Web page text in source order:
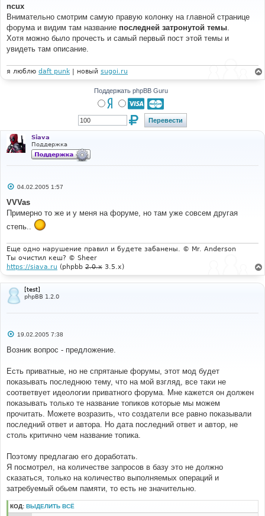
о
б
щ
е
н
и
е
ncux
Внимательно смотрим самую правую колонку на главной странице
форума и видим там название последней затронутой темы.
Хотя можно было прочесть и самый первый пост этой темы и
увидеть там описание.
я люблю daft punk | новый sugoi.ru
Поддержать phpBB Guru
Siava
Поддержка
С
о
б
щ
н
е
04.02.2005 1:57
VVVas
Примерно то же и у меня на форуме, но там уже совсем другая
степь..
Еще одно нарушение правил и будете забанены. © Mr. Anderson
Ты очистил кеш? © Sheer
https://siava.ru (phpbb 2.0.x 3.5.x)
[test]
phpBB 1.2.0
С
о
е
и
е
19.02.2005 7:38
Возник вопрос - предложение.
Есть приватные, но не спрятаные форумы, этот мод будет
показывать последнюю тему, что на мой взгляд, все таки не
соответвует идеологии приватного форума. Мне кажется он должен
показывать только те название топиков которые мы можем
прочитать. Можете возразить, что создатели все равно показывали
последний ответ и автора. Но дата последний ответ и автор, не
столь критично чем название топика.
Поэтому предлагаю его доработать.
Я посмотрел, на количестве запросов в базу это не должно
сказаться, только на количество выполняемых операций и
затребуемый обьем памяти, то есть не значительно.
КОД: ВЫДЕЛИТЬ ВСЁ